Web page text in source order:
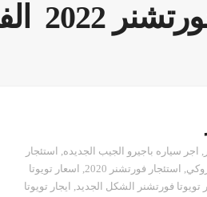
الأولى
, اجر سياره باجيرو الجيب الجديده, استئجار
, استئجار فورتشنر 2020 , اسعار تويوتا
تويوتا فورتشنر الشكل الجديد, ايجار تويوتا